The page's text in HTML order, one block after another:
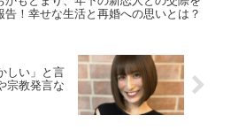
告！幸せな生活と再婚への思いとは？
しい」と言
宗教発言な